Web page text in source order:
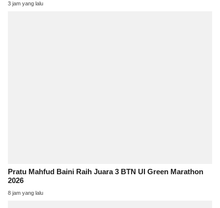
3 jam yang lalu
Pratu Mahfud Baini Raih Juara 3 BTN UI Green Marathon
2026
8 jam yang lalu